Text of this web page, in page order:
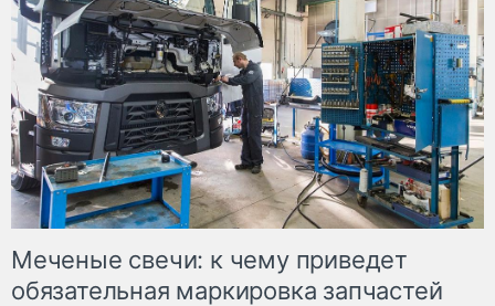
Меченые свечи: к чему приведет
обязательная маркировка запчастей